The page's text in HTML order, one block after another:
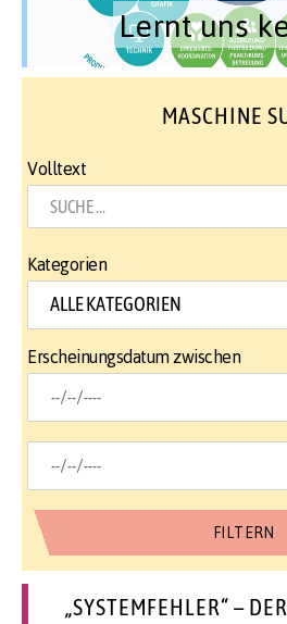
Lernt uns
MASCHINE
Volltext
Kategorien
Erscheinungsdatum zwischen
„SYSTEMFEHLER“ –